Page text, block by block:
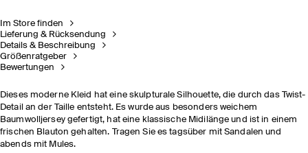
Im Store finden
Lieferung & Rücksendung
Details & Beschreibung
Größenratgeber
Bewertungen
Dieses moderne Kleid hat eine skulpturale Silhouette, die durch das Twist-
Detail an der Taille entsteht. Es wurde aus besonders weichem
Baumwolljersey gefertigt, hat eine klassische Midilänge und ist in einem
frischen Blauton gehalten. Tragen Sie estagsüber mit Sandalen und
abends mit Mules.